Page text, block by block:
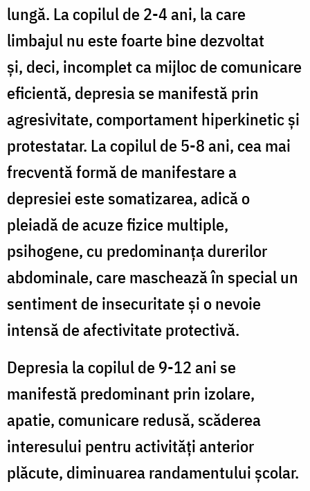
lungă. La copilul de 2-4 ani, la care
limbajul nu este foarte bine dezvoltat
şi, deci, incomplet ca mijloc de comunicare
eficientă, depresia se manifestă prin
agresivitate, comportament hiperkinetic şi
protestatar. La copilul de 5-8 ani, cea mai
frecventă formă de manifestare a
depresiei este somatizarea, adică o
pleiadă de acuze fizice multiple,
psihogene, cu predominanţa durerilor
abdominale, care maschează în special un
sentiment de insecuritate şi o nevoie
intensă de afectivitate protectivă.
Depresia la copilul de 9-12 ani se
manifestă predominant prin izolare,
apatie, comunicare redusă, scăderea
interesului pentru activităţi anterior
plăcute, diminuarea randamentului şcolar.